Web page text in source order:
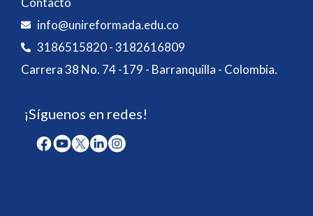
info@unireformada.edu.co
3186515820 - 3182616809
Carrera 38 No. 74 -179 - Barranquilla - Colombia.
¡Síguenos en redes!